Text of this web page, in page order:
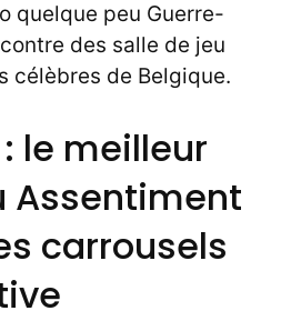
quelque peu Guerre-
des salle de jeu
célèbres de Belgique.
le meilleur
Assentiment
carrousels